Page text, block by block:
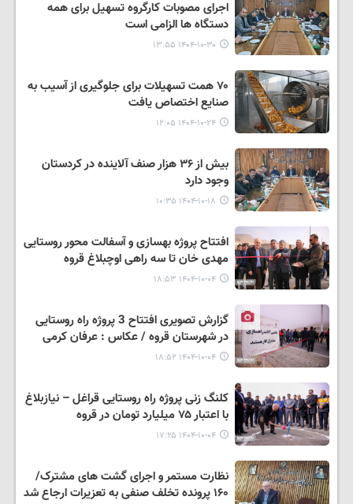
اجرای مصوبات کارگروه تسهیل برای همه
دستگاه ها الزامی است
۱۴۰۴-۱۰-۳۰ ۱۳:۵۵
۷۰ همت تسهیلات برای جلوگیری از آسیب به
صنایع اختصاص یافت
۱۴۰۴-۱۰-۲۴ ۱۲:۰۵
بیش از ۳۶ هزار صنف آلاینده در کردستان
وجود دارد
۱۴۰۴-۱۰-۱۸ ۱۰:۳۵
افتتاح پروژه بهسازی و آسفالت محور روستایی
مهدی خان تا سه راهی اوچبلاغ قروه
۱۴۰۴-۱۰-۰۴ ۱۸:۵۳
گزارش تصویری افتتاح 3 پروژه راه روستایی
در شهرستان قروه / عکاس : عرفان کرمی
۱۴۰۴-۱۰-۰۴ ۱۸:۵۲
کلنگ زنی پروژه راه روستایی قراغل – نیازبلاغ
با اعتبار ۷۵ میلیارد تومان در قروه
۱۴۰۴-۱۰-۰۴ ۱۷:۲۵
نظارت مستمر و اجرای گشت های مشترک/
۱۶۰ پرونده تخلف صنفی به تعزیرات ارجاع شد